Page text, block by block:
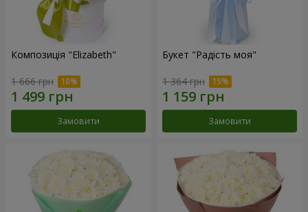
Композиція "Elizabeth"
1 666 грн
Замовити
Букет "Радість моя"
1 364 грн
Замовити